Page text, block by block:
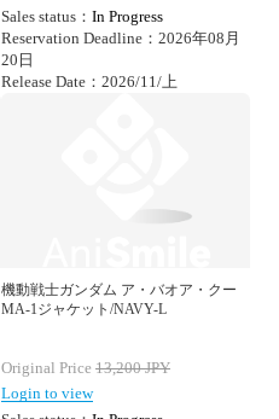
Sales status： In Progress
Reservation Deadline：2026年08月
20日
Release Date：2026/11/上
機動戦士ガンダム ア・バオア・クー
MA-1ジャケット/NAVY-L
Original Price 13,200JPY
Login to view